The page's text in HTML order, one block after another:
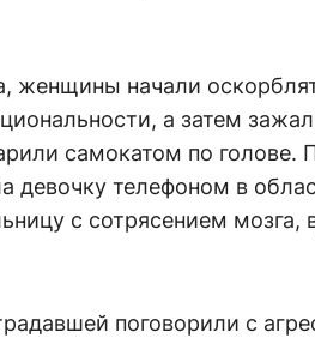
женщины начали
а затем
самокатом по голове.
девочку телефоном в
с сотрясением мозга,
поговорили с